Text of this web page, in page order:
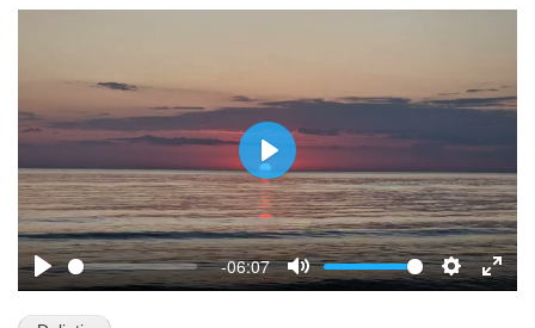
P
l
-06:07
M
S
E
P
l
a
y